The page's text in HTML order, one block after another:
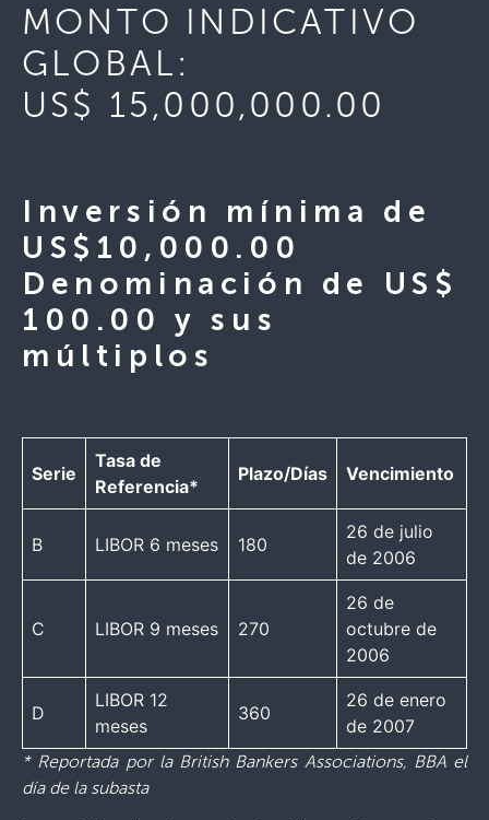
MONTO INDICATIVO
GLOBAL:
US$ 15,000,000.00
Inversión mínima de
US$10,000.00
Denominación de US$
100.00 y sus
múltiplos
Serie
Tasa de
Referencia*
Plazo/Días Vencimiento
B LIBOR 6 meses 180
26 de julio
de 2006
C LIBOR 9 meses 270
26 de
octubre de
2006
D
LIBOR 12
meses
360
26 de enero
de 2007
* Reportada por la British Bankers Associations, BBA el
día de la subasta